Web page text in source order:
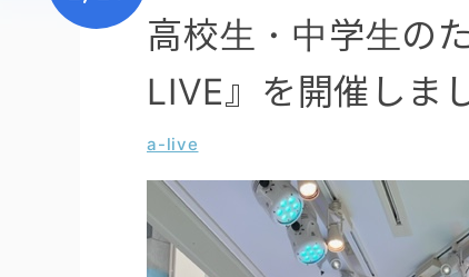
高校生・中学生の
LIVE』を開催しま
a-live